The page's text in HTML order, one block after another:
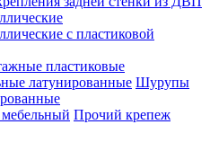
с пластиковой
пластиковые
Шурупы
Прочий крепеж